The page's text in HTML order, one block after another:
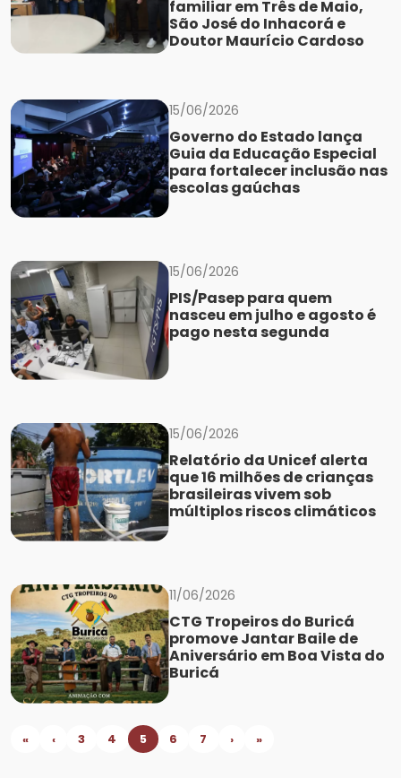
familiar em Três de Maio,
São José do Inhacorá e
Doutor Maurício Cardoso
15/06/2026
Governo do Estado lança
Guia da Educação Especial
para fortalecer inclusão nas
escolas gaúchas
15/06/2026
PIS/Pasep para quem
nasceu em julho e agosto é
pago nesta segunda
15/06/2026
Relatório da Unicef alerta
que 16 milhões de crianças
brasileiras vivem sob
múltiplos riscos climáticos
11/06/2026
CTG Tropeiros do Buricá
promove Jantar Baile de
Aniversário em Boa Vista do
Buricá
« ‹ 3 4 5 6 7 › »